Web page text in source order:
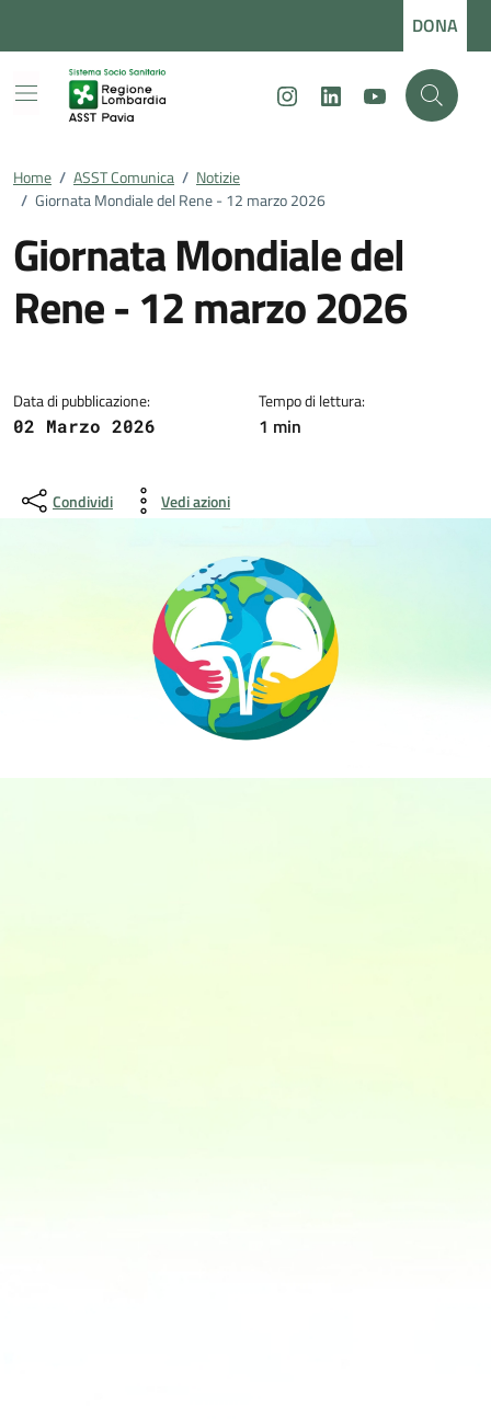
DONA
InstagramLinkedInYoutube
Home / ASST Comunica / Notizie
/ Giornata Mondiale del Rene - 12 marzo 2026
Giornata Mondiale del
Rene - 12 marzo 2026
Data di pubblicazione:
02 Marzo 2026
Tempo di lettura:
1 min
Condividi Vedi azioni